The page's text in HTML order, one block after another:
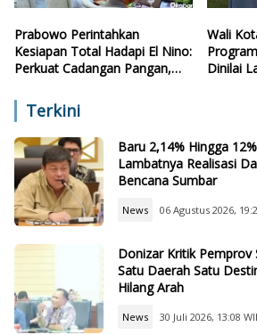
Prabowo Perintahkan
Kesiapan Total Hadapi El Nino:
Perkuat Cadangan Pangan,
Wali
Dinilai
Terkini
Baru 2,14% Hingga
Lambatnya Realisasi
Bencana Sumbar
News 06 Agustus 2026,
Donizar Kritik Pemprov
Satu Daerah Satu
Hilang Arah
News 30 Juli 2026, 13:08